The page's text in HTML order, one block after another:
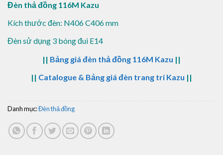
Đèn thả đồng 116M Kazu
Kích thước đèn: N406 C406 mm
Đèn sử dụng 3 bóng đui E14
|| Bảng giá đèn thả đồng 116M Kazu ||
|| Catalogue & Bảng giá đèn trang trí Kazu ||
Danh mục:Đèn thả đồng